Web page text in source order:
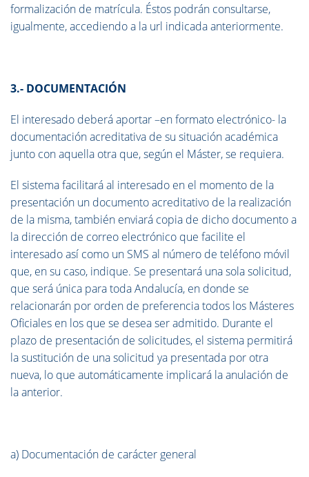
formalización de matrícula. Éstos podrán consultarse,
igualmente, accediendo a la url indicada anteriormente.
3.- DOCUMENTACIÓN
El interesado deberá aportar –en formato electrónico- la
documentación acreditativa de su situación académica
junto con aquella otra que, según el Máster, se requiera.
El sistema facilitará al interesado en el momento de la
presentación un documento acreditativo de la realización
de la misma, también enviará copia de dicho documento a
la dirección de correo electrónico que facilite el
interesado así como un SMS al número de teléfono móvil
que, en su caso, indique. Se presentará una sola solicitud,
que será única para toda Andalucía, en donde se
relacionarán por orden de preferencia todos los Másteres
Oficiales en los que se desea ser admitido. Durante el
plazo de presentación de solicitudes, el sistema permitirá
la sustitución de una solicitud ya presentada por otra
nueva, lo que automáticamente implicará la anulación de
la anterior.
a) Documentación de carácter general